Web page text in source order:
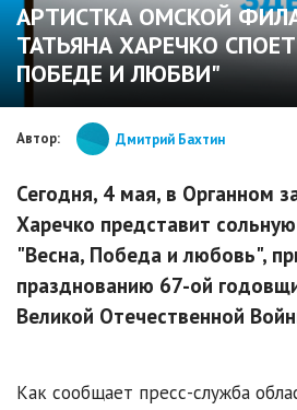
АРТИСТКА ОМСКОЙ
ТАТЬЯНА ХАРЕЧКО
ПОБЕДЕ И ЛЮБВИ"
Автор: Дмитрий Бахтин
Сегодня, 4 мая, в Органном
Харечко представит
"Весна, Победа и любовь",
празднованию 67-ой
Великой Отечественной
Как сообщает пресс-служба